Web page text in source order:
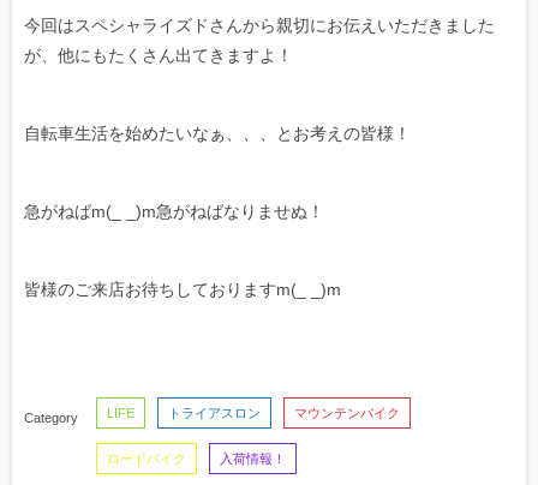
今回はスペシャライズドさんから親切にお伝えいただきました
が、他にもたくさん出てきますよ！
自転車生活を始めたいなぁ、、、とお考えの皆様！
急がねばm(_ _)m急がねばなりませぬ！
皆様のご来店お待ちしておりますm(_ _)m
LIFE トライアスロン マウンテンバイク
ロードバイク 入荷情報！